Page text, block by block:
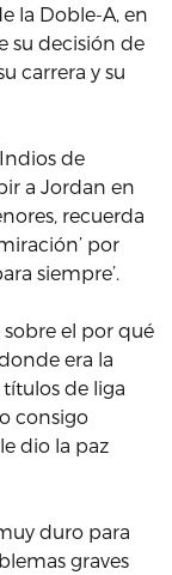
la Doble-A, en
su decisión de
carrera y su
de
a Jordan en
recuerda
por
siempre’.
el por qué
era la
de liga
consigo
dio la paz
duro para
graves